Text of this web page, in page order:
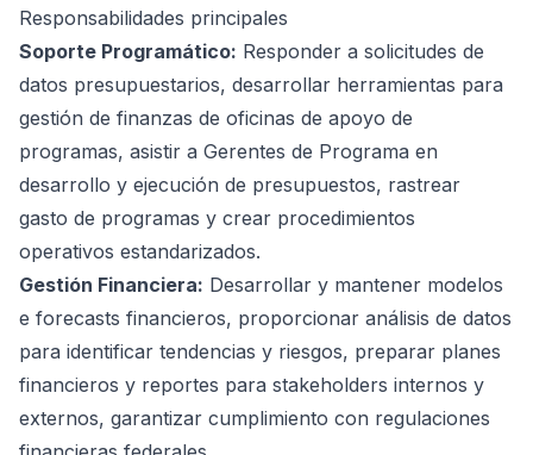
Responsabilidades principales
Soporte Programático: Responder a solicitudes de
datos presupuestarios, desarrollar herramientas para
gestión de finanzas de oficinas de apoyo de
programas, asistir a Gerentes de Programa en
desarrollo y ejecución de presupuestos, rastrear
gasto de programas y crear procedimientos
operativos estandarizados.
Gestión Financiera: Desarrollar y mantener modelos
e forecasts financieros, proporcionar análisis de datos
para identificar tendencias y riesgos, preparar planes
financieros y reportes para stakeholders internos y
externos, garantizar cumplimiento con regulaciones